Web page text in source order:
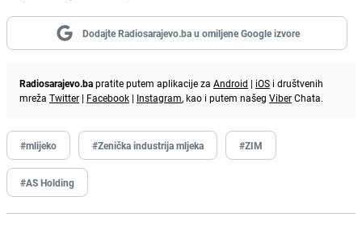
Dodajte Radiosarajevo.ba u omiljene Google izvore
Radiosarajevo.bapratite putem aplikacije za Android | iOS i društvenih
mreža Twitter | Facebook | Instagram, kao i putem našeg ViberChata.
#mlijeko #Zenička industrija mljeka #ZIM
#AS Holding